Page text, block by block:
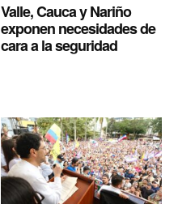
Valle, Cauca y Nariño
exponen necesidades de
cara a la seguridad